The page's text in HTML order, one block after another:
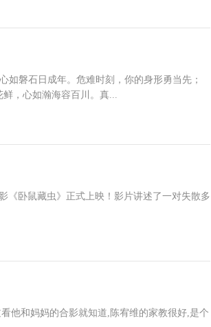
如磐石日成年。危难时刻，你的身形勇当先；
，心如瀚海容百川。真...
《卧鼠藏虫》正式上映！影片讲述了一对失散多
他和妈妈的合影就知道,陈宥维的家教很好,是个